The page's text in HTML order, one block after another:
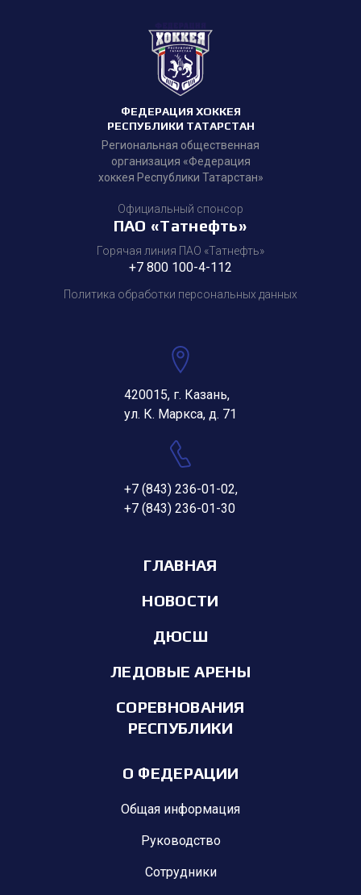
ФЕДЕРАЦИЯ ХОККЕЯ
РЕСПУБЛИКИ ТАТАРСТАН
Региональная общественная
организация «Федерация
хоккея Республики Татарстан»
Официальный спонсор
ПАО «Татнефть»
Горячая линия ПАО «Татнефть»
+7 800 100-4-112
Политика обработки персональных данных
420015, г. Казань,
ул. К. Маркса, д. 71
+7 (843) 236-01-02,
+7 (843) 236-01-30
ГЛАВНАЯ
НОВОСТИ
ДЮСШ
ЛЕДОВЫЕ АРЕНЫ
СОРЕВНОВАНИЯ
РЕСПУБЛИКИ
О ФЕДЕРАЦИИ
Общая информация
Руководство
Сотрудники